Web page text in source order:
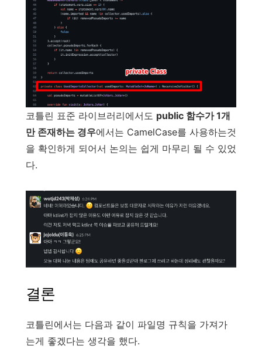
코틀린 표준 라이브러리에서도 public 함수가 1개
만 존재하는 경우에서는 CamelCase를 사용하는것
을 확인하게 되어서 논의는 쉽게 마무리 될 수 있었
다.
결론
코틀린에서는 다음과 같이 파일명 규칙을 가져가
는게 좋겠다는 생각을 했다.